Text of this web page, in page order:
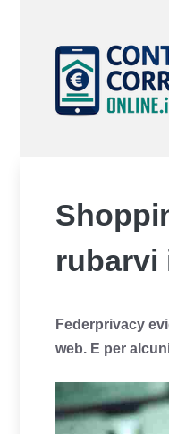
contenuto
rubarvi
Federprivacy
web. E per